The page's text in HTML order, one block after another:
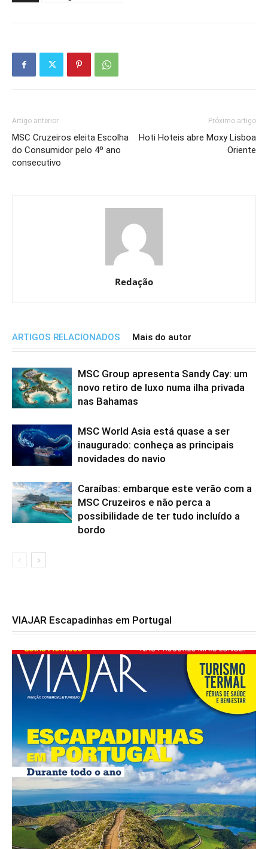
Artigo anterior
MSC Cruzeiros eleita Escolha
do Consumidor pelo 4º ano
consecutivo
Próximo artigo
Hoti Hoteis abre Moxy Lisboa
Oriente
Redação
ARTIGOS RELACIONADOS Mais do autor
MSC Group apresenta Sandy Cay: um
novo retiro de luxo numa ilha privada
nas Bahamas
MSC World Asia está quase a ser
inaugurado: conheça as principais
novidades do navio
Caraíbas: embarque este verão com a
MSC Cruzeiros e não perca a
possibilidade de ter tudo incluído a
bordo
VIAJAR Escapadinhas em Portugal